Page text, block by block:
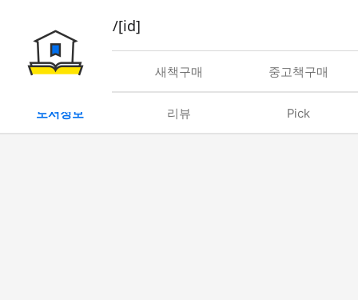
book/rent/[id]
대여 새책구매 중고책구매
도서정보 리뷰 Pick